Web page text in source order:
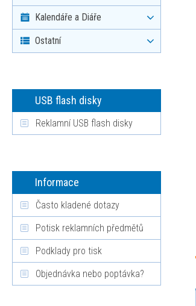
Kalendáře a Diáře
Ostatní
USB flash disky
Reklamní USB flash disky
Informace
Často kladené dotazy
Potisk reklamních předmětů
Podklady pro tisk
Objednávka nebo poptávka?